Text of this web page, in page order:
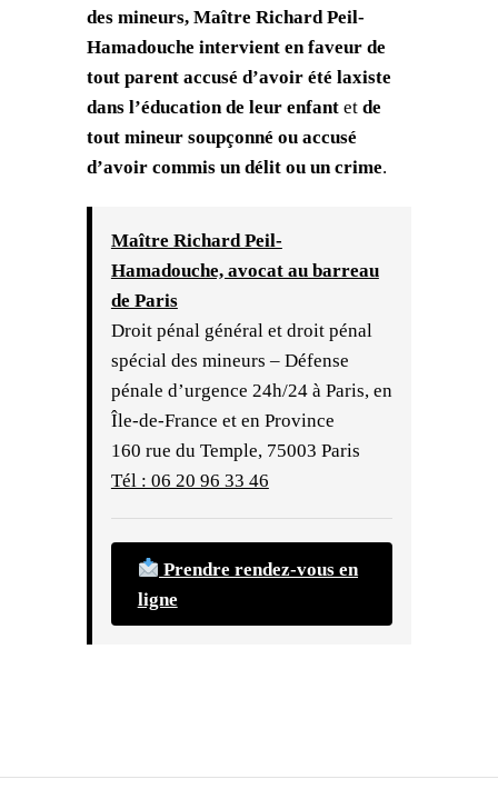
des mineurs, Maître Richard Peil-
Hamadouche intervient en faveur de
tout parent accusé d’avoir été laxiste
dans l’éducation de leur enfantet de
tout mineur soupçonné ou accusé
d’avoir commis un délit ou un crime.
Maître Richard Peil-
Hamadouche, avocat au barreau
de Paris
Droit pénal général et droit pénal
spécial des mineurs – Défense
pénale d’urgence 24h/24 à Paris, en
Île-de-France et en Province
160 rue du Temple, 75003 Paris
Tél : 06 20 96 33 46
Prendre rendez-vous en
ligne
Navigation de l’article